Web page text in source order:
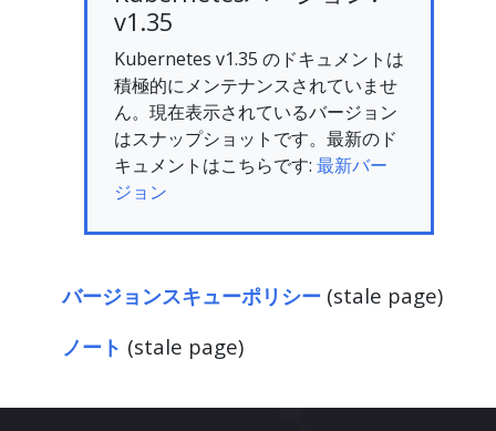
v1.35
Kubernetes v1.35 のドキュメントは
積極的にメンテナンスされていませ
ん。現在表示されているバージョン
はスナップショットです。最新のド
キュメントはこちらです: 最新バー
ジョン
バージョンスキューポリシー (stale page)
ノート (stale page)